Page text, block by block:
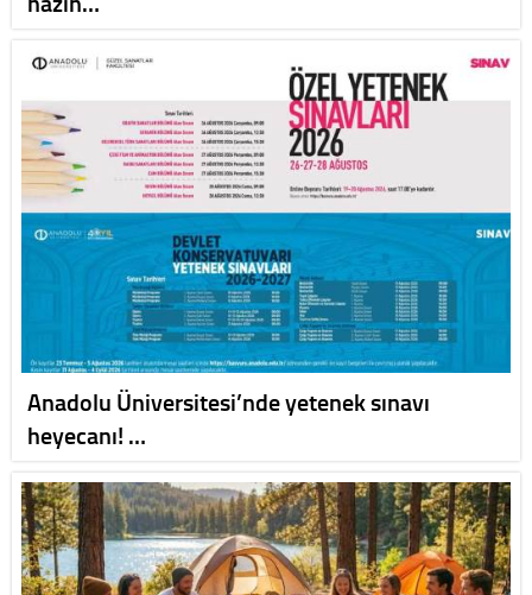
Anadolu Üniversitesi’nde yetenek sınavı
heyecanı! …